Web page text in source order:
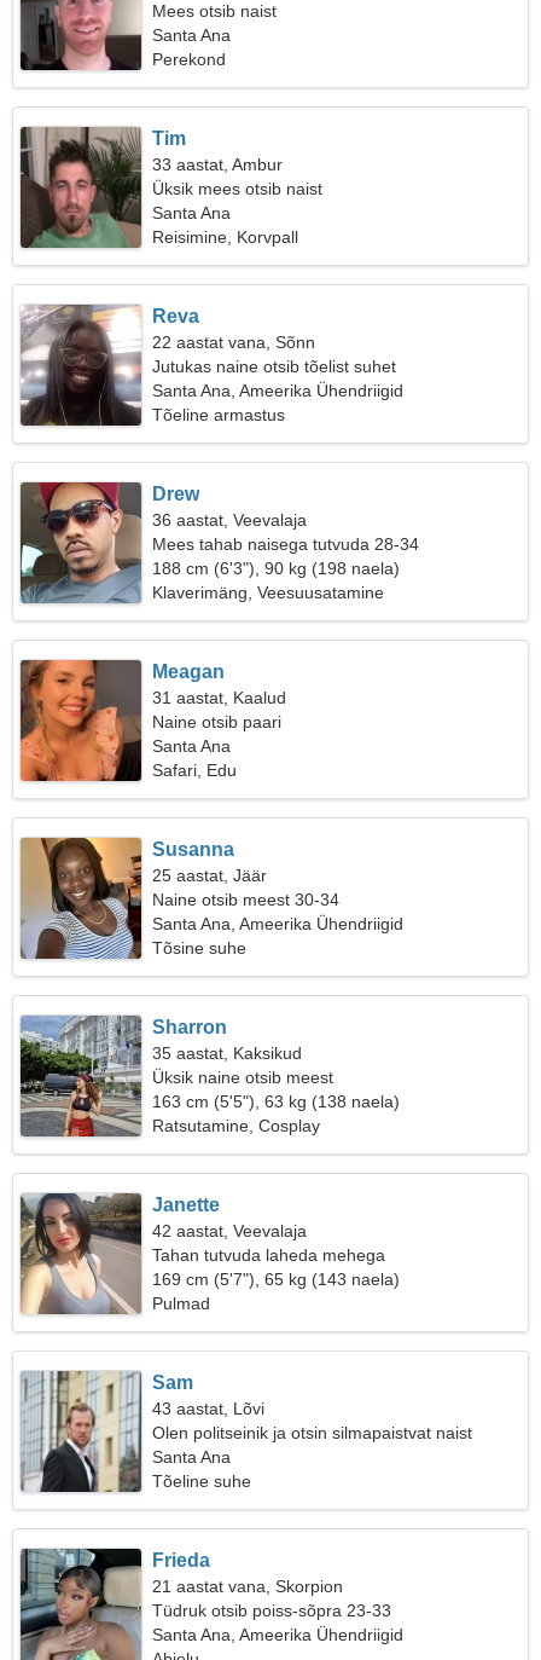
Mees otsib naist
Santa Ana
Perekond
Tim
33 aastat, Ambur
Üksik mees otsib naist
Santa Ana
Reisimine, Korvpall
Reva
22 aastat vana, Sõnn
Jutukas naine otsib tõelist suhet
Santa Ana, Ameerika Ühendriigid
Tõeline armastus
Drew
36 aastat, Veevalaja
Mees tahab naisega tutvuda 28-34
188 cm (6'3"), 90 kg (198 naela)
Klaverimäng, Veesuusatamine
Meagan
31 aastat, Kaalud
Naine otsib paari
Santa Ana
Safari, Edu
Susanna
25 aastat, Jäär
Naine otsib meest 30-34
Santa Ana, Ameerika Ühendriigid
Tõsine suhe
Sharron
35 aastat, Kaksikud
Üksik naine otsib meest
163 cm (5'5"), 63 kg (138 naela)
Ratsutamine, Cosplay
Janette
42 aastat, Veevalaja
Tahan tutvuda laheda mehega
169 cm (5'7"), 65 kg (143 naela)
Pulmad
Sam
43 aastat, Lõvi
Olen politseinik ja otsin silmapaistvat naist
Santa Ana
Tõeline suhe
Frieda
21 aastat vana, Skorpion
Tüdruk otsib poiss-sõpra 23-33
Santa Ana, Ameerika Ühendriigid